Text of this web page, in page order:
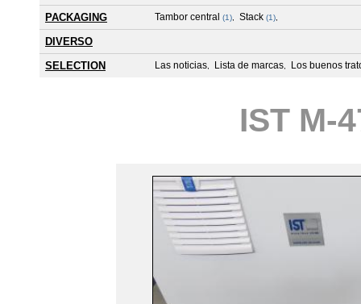
PACKAGING Tambor central (1) Stack (1)
DIVERSO
SELECTION
Las noticias Lista de marcas Los buenos
IST M-